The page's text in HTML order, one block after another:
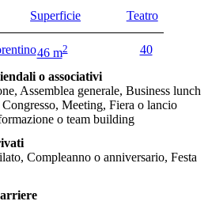
Superficie Teatro
46 m2 40
o associativi
Assemblea generale, Business lunch
Meeting, Fiera o lancio
o team building
Compleanno o anniversario, Festa